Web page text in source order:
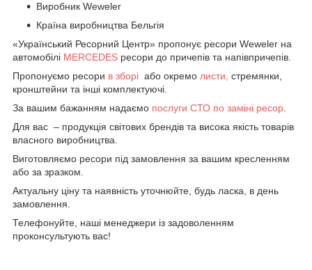
Виробник Weweler
Країна виробництва Бельгія
«Український Ресорний Центр» пропонує ресори Weweler на
автомобілі MERCEDES ресори до причепів та напівпричепів.
Пропонуємо ресори в зборі або окремо листи, стремянки,
кронштейни та інші комплектуючі.
За вашим бажанням надаємо послуги СТО по заміні ресор.
Для вас – продукція світових брендів та висока якість товарів
власного виробництва.
Виготовляємо ресори під замовлення за вашим кресленням
або за зразком.
Актуальну ціну та наявність уточнюйте, будь ласка, в день
замовлення.
Телефонуйте, наші менеджери із задоволенням
проконсультують вас!